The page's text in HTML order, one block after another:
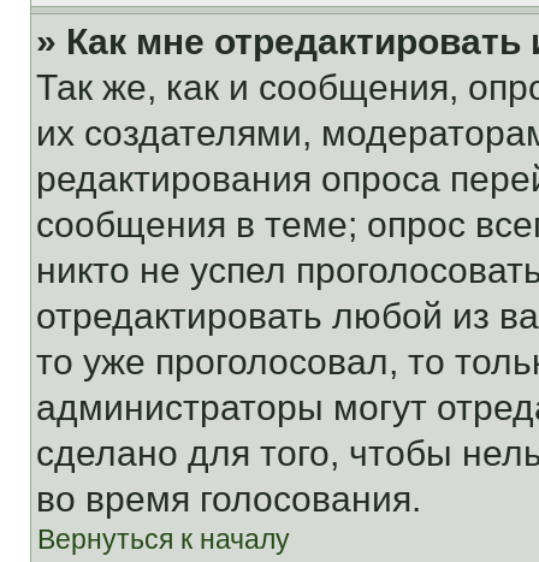
» Как мне
Так же, как и сообщения,
их создателями,
редактирования опроса
сообщения в теме; опрос
никто не успел
отредактировать любой из
то уже проголосовал, то
администраторы могут
сделано для того, чтобы
во время голосования.
Вернуться к началу